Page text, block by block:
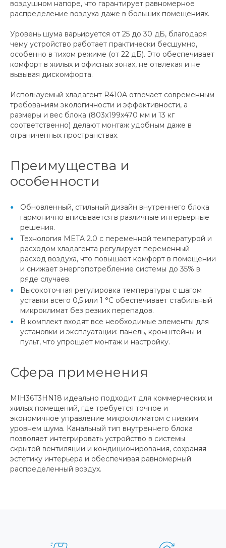
воздушном напоре, что гарантирует равномерное
распределение воздуха даже в больших помещениях.
Уровень шума варьируется от 25 до 30 дБ, благодаря
чему устройство работает практически бесшумно,
особенно в тихом режиме (от 22 дБ). Это обеспечивает
комфорт в жилых и офисных зонах, не отвлекая и не
вызывая дискомфорта.
Используемый хладагент R410A отвечает современным
требованиям экологичности и эффективности, а
размеры и вес блока (803x199x470 мм и 13 кг
соответственно) делают монтаж удобным даже в
ограниченных пространствах.
Преимущества и
особенности
Обновленный, стильный дизайн внутреннего блока
гармонично вписывается в различные интерьерные
решения.
Технология META 2.0 с переменной температурой и
расходом хладагента регулирует переменный
расход воздуха, что повышает комфорт в помещении
и снижает энергопотребление системы до 35% в
ряде случаев.
Высокоточная регулировка температуры с шагом
уставки всего 0,5 или 1 °C обеспечивает стабильный
микроклимат без резких перепадов.
В комплект входят все необходимые элементы для
установки и эксплуатации: панель, кронштейны и
пульт, что упрощает монтаж и настройку.
Сфера применения
MIH36T3HN18 идеально подходит для коммерческих и
жилых помещений, где требуется точное и
экономичное управление микроклиматом с низким
уровнем шума. Канальный тип внутреннего блока
позволяет интегрировать устройство в системы
скрытой вентиляции и кондиционирования, сохраняя
эстетику интерьера и обеспечивая равномерный
распределенный воздух.